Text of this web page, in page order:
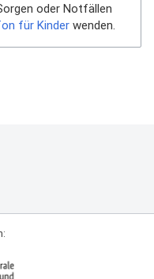
oder Notfällen
für Kinder wenden.